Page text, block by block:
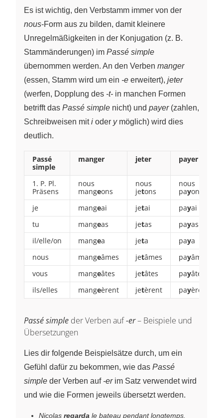
Es ist wichtig, den Verbstamm immer von der
nous-Form aus zu bilden, damit kleinere
Unregelmäßigkeiten in der Konjugation (z. B.
Stammänderungen) im Passé simple
übernommen werden. An den Verben manger
(essen, Stamm wird um ein -e erweitert), jeter
(werfen, Dopplung des -t- in manchen Formen
betrifft das Passé simple nicht) und payer(zahlen,
Schreibweisen miti oder ymöglich) wird dies
deutlich.
Passé
simple
manger jeter payer
1. P. Pl.
Präsens
nous
mangeons
nous
jetons
nous
payons
je
mangeai jetai payai
tu
mangeas jetas payas
il/elle/on
mangea jeta paya
nous
mangeâmes jetâmes payâmes
vous
mangeâtes jetâtes payâtes
ils/elles
mangeèrent jetèrent payèrent
Passé simple der Verben auf-er– Beispiele und
Übersetzungen
Lies dir folgende Beispielsätze durch, um ein
Gefühl dafür zu bekommen, wie das Passé
simple der Verben auf -erim Satz verwendet wird
und wie die Formen jeweils übersetzt werden.
Nicolas regarda le bateau pendant longtemps.